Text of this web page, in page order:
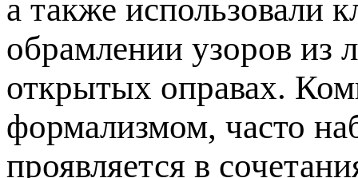
а также использовали
обрамлении узоров из
открытых оправах.
формализмом, часто
проявляется в